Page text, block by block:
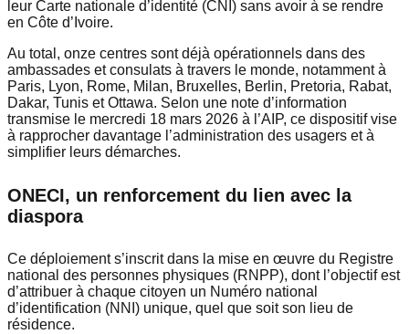
leur Carte nationale d’identité (CNI) sans avoir à se rendre
en Côte d’Ivoire.
Au total, onze centres sont déjà opérationnels dans des
ambassades et consulats à travers le monde, notamment à
Paris, Lyon, Rome, Milan, Bruxelles, Berlin, Pretoria, Rabat,
Dakar, Tunis et Ottawa. Selon une note d’information
transmise le mercredi 18 mars 2026 à l’AIP, ce dispositif vise
à rapprocher davantage l’administration des usagers et à
simplifier leurs démarches.
ONECI, un renforcement du lien avec la
diaspora
Ce déploiement s’inscrit dans la mise en œuvre du Registre
national des personnes physiques (RNPP), dont l’objectif est
d’attribuer à chaque citoyen un Numéro national
d’identification (NNI) unique, quel que soit son lieu de
résidence.